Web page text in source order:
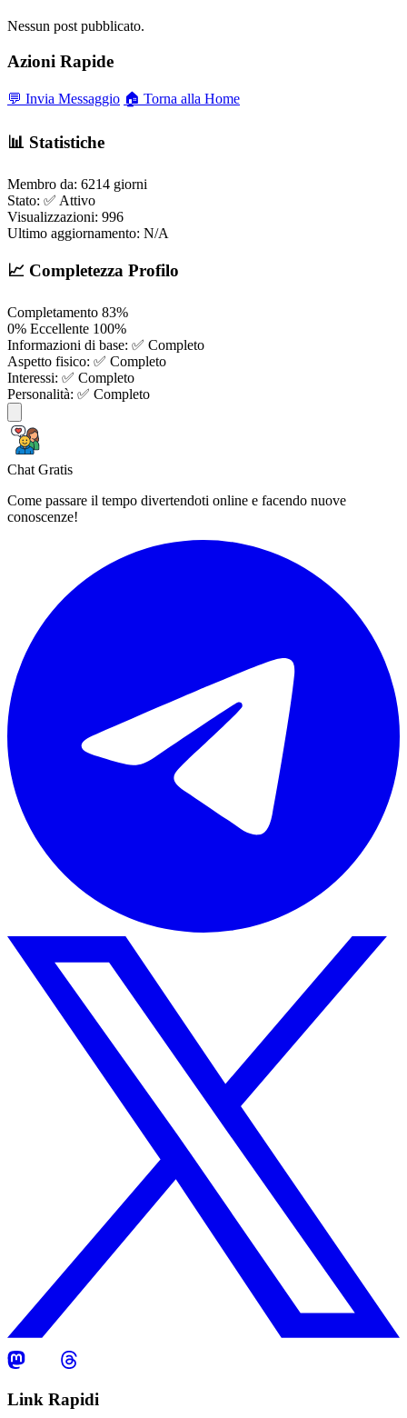
Nessun post pubblicato.
Azioni Rapide
💬 Invia Messaggio 🏠 Torna alla Home
📊 Statistiche
Membro da: 6214 giorni
Stato: ✅ Attivo
Visualizzazioni: 996
Ultimo aggiornamento: N/A
📈 Completezza Profilo
Completamento 83%
0% Eccellente 100%
Informazioni di base: ✅ Completo
Aspetto fisico: ✅ Completo
Interessi: ✅ Completo
Personalità: ✅ Completo
Chat Gratis
Come passare il tempo divertendoti online e facendo nuove
conoscenze!
Link Rapidi